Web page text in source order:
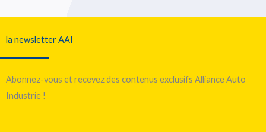
la newsletter AAI
Abonnez-vous et recevez des contenus exclusifs Alliance Auto
Industrie !